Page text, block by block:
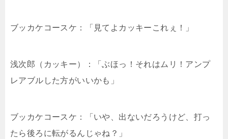
ブッカケコースケ：「見てよカッキーこれぇ！」
浅次郎（カッキー）：「ぶほっ！それはムリ！アンプ
レアブルした方がいいかも」
ブッカケコースケ：「いや、出ないだろうけど、打っ
たら後ろに転がるんじゃね？」